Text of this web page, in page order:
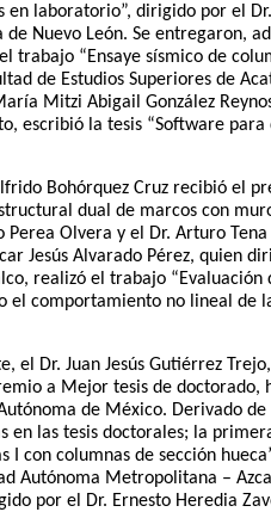
en laboratorio”, dirigido por el
de Nuevo León. Se entregaron,
trabajo “Ensaye sísmico de
de Estudios Superiores de
Mitzi Abigail González
escribió la tesis “Software
Bohórquez Cruz recibió el
dual de marcos con
Perea Olvera y el Dr. Arturo
Jesús Alvarado Pérez, quien
realizó el trabajo
el comportamiento no lineal de
el Dr. Juan Jesús Gutiérrez
a Mejor tesis de doctorado,
de México. Derivado
en las tesis doctorales; la
I con columnas de sección
Autónoma Metropolitana –
por el Dr. Ernesto Heredia